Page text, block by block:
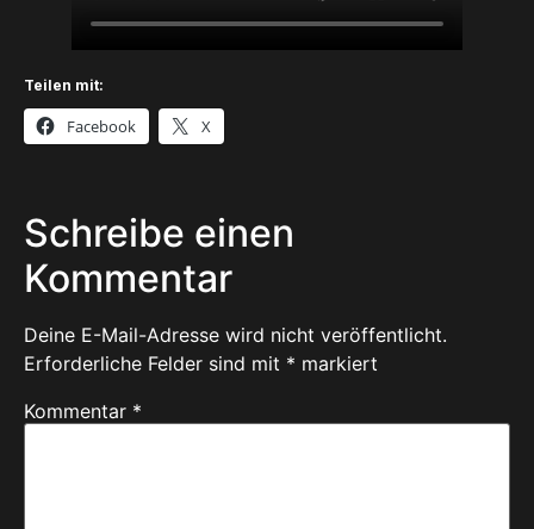
Teilen mit:
Facebook X
Schreibe einen
Kommentar
Deine E-Mail-Adresse wird nicht veröffentlicht.
Erforderliche Felder sind mit * markiert
Kommentar *